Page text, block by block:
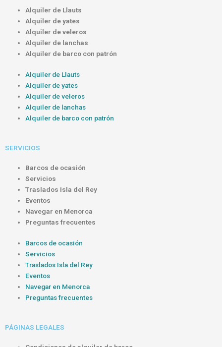
Alquiler de Llauts
Alquiler de yates
Alquiler de veleros
Alquiler de lanchas
Alquiler de barco con patrón
Alquiler de Llauts
Alquiler de yates
Alquiler de veleros
Alquiler de lanchas
Alquiler de barco con patrón
SERVICIOS
Barcos de ocasión
Servicios
Traslados Isla del Rey
Eventos
Navegar en Menorca
Preguntas frecuentes
Barcos de ocasión
Servicios
Traslados Isla del Rey
Eventos
Navegar en Menorca
Preguntas frecuentes
PÁGINAS LEGALES